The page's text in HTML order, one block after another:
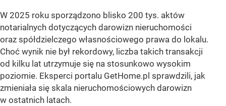
W 2025 roku sporządzono blisko 200 tys. aktów
notarialnych dotyczących darowizn nieruchomości
oraz spółdzielczego własnościowego prawa do lokalu.
Choć wynik nie był rekordowy, liczba takich transakcji
od kilku lat utrzymuje się na stosunkowo wysokim
poziomie. Eksperci portalu GetHome.pl sprawdzili, jak
zmieniała się skala nieruchomościowych darowizn
w ostatnich latach.